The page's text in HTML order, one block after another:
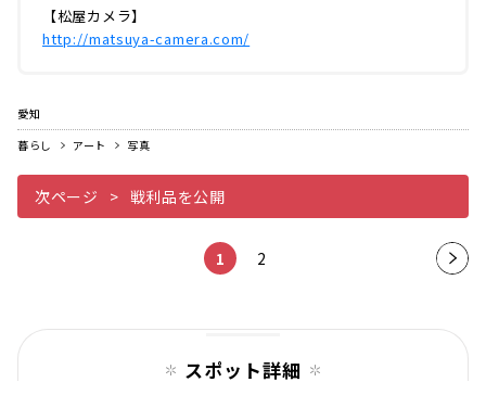
【松屋カメラ】
http://matsuya-camera.com/
愛知
暮らし
アート 写真
次ページ 戦利品を公開
1 2
次の
スポット詳細